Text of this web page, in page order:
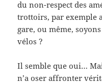
du non-respect des
trottoirs, par exemple
gare, ou même,
vélos ?
Il semble que oui…
n’a oser affronter